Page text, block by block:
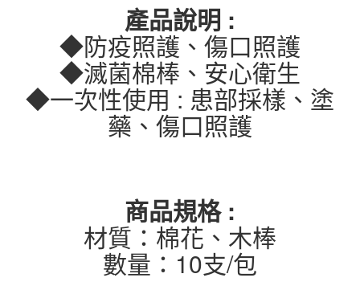
產品說明 :
◆防疫照護、傷口照護
◆滅菌棉棒、安心衛生
◆一次性使用 : 患部採樣、塗
藥、傷口照護
商品規格 :
材質：棉花、木棒
數量：10支/包